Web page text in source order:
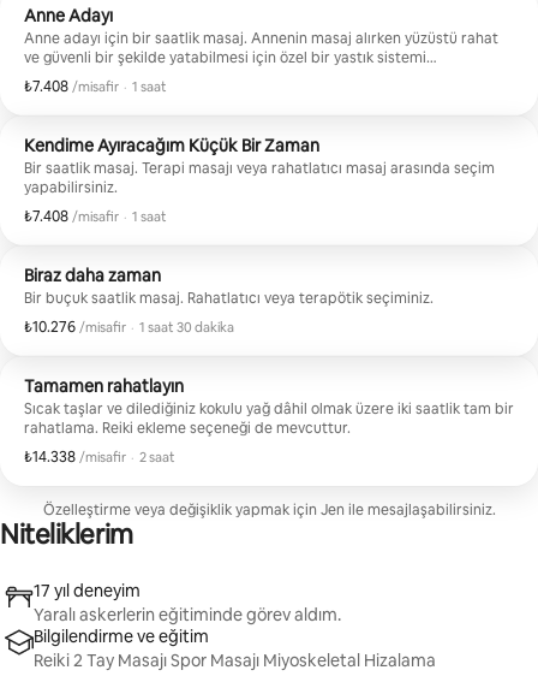
Anne Adayı
Anne adayı için bir saatlik masaj. Annenin masaj alırken yüzüstü rahat
ve güvenli bir şekilde yatabilmesi için özel bir yastık sistemi
kullanılmaktadır.
₺7.408 /misafir
Misafir başına ₺7.408
, · 1 saat
Kendime Ayıracağım Küçük Bir Zaman
Bir saatlik masaj. Terapi masajı veya rahatlatıcı masaj arasında seçim
yapabilirsiniz.
₺7.408 /misafir
Misafir başına ₺7.408
, · 1 saat
Biraz daha zaman
Bir buçuk saatlik masaj. Rahatlatıcı veya terapötik seçiminiz.
₺10.276 /misafir
Misafir başına ₺10.276
, · 1 saat 30 dakika
Tamamen rahatlayın
Sıcak taşlar ve dilediğiniz kokulu yağ dâhil olmak üzere iki saatlik tam bir
rahatlama. Reiki ekleme seçeneği de mevcuttur.
₺14.338 /misafir
Misafir başına ₺14.338
, · 2 saat
Özelleştirme veya değişiklik yapmak için Jen ile mesajlaşabilirsiniz.
Niteliklerim
17 yıl deneyim
Yaralı askerlerin eğitiminde görev aldım.
Bilgilendirme ve eğitim
Reiki 2 Tay Masajı Spor Masajı Miyoskeletal Hizalama